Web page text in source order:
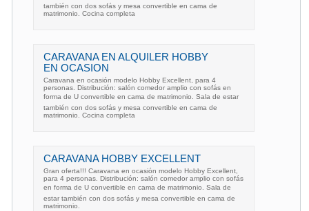
también con dos sofás y mesa convertible en cama de
matrimonio. Cocina completa
CARAVANA EN ALQUILER HOBBY
EN OCASION
Caravana en ocasión modelo Hobby Excellent, para 4
personas. Distribución: salón comedor amplio con sofás en
forma de U convertible en cama de matrimonio. Sala de estar
también con dos sofás y mesa convertible en cama de
matrimonio. Cocina completa
CARAVANA HOBBY EXCELLENT
Gran oferta!!! Caravana en ocasión modelo Hobby Excellent,
para 4 personas. Distribución: salón comedor amplio con sofás
en forma de U convertible en cama de matrimonio. Sala de
estar también con dos sofás y mesa convertible en cama de
matrimonio.